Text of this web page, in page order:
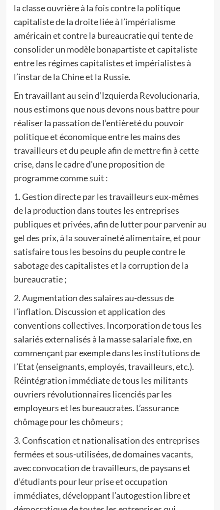
la classe ouvrière à la fois contre la politique
capitaliste de la droite liée à l’impérialisme
américain et contre la bureaucratie qui tente de
consolider un modèle bonapartiste et capitaliste
entre les régimes capitalistes et impérialistes à
l’instar de la Chine et la Russie.
En travaillant au sein d’Izquierda Revolucionaria,
nous estimons que nous devons nous battre pour
réaliser la passation de l’entièreté du pouvoir
politique et économique entre les mains des
travailleurs et du peuple afin de mettre fin à cette
crise, dans le cadre d’une proposition de
programme comme suit :
1. Gestion directe par les travailleurs eux-mêmes
de la production dans toutes les entreprises
publiques et privées, afin de lutter pour parvenir au
gel des prix, à la souveraineté alimentaire, et pour
satisfaire tous les besoins du peuple contre le
sabotage des capitalistes et la corruption de la
bureaucratie ;
2. Augmentation des salaires au-dessus de
l’inflation. Discussion et application des
conventions collectives. Incorporation de tous les
salariés externalisés à la masse salariale fixe, en
commençant par exemple dans les institutions de
l’Etat (enseignants, employés, travailleurs, etc.).
Réintégration immédiate de tous les militants
ouvriers révolutionnaires licenciés par les
employeurs et les bureaucrates. L’assurance
chômage pour les chômeurs ;
3. Confiscation et nationalisation des entreprises
fermées et sous-utilisées, de domaines vacants,
avec convocation de travailleurs, de paysans et
d’étudiants pour leur prise et occupation
immédiates, développant l’autogestion libre et